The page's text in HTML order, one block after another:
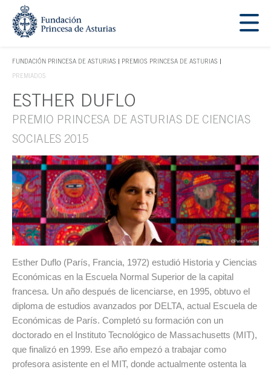
Saltar navegación. Ir directamente al contenido principal
FUNDACIÓN PRINCESA DE ASTURIAS
TECLA DE ACCESO 1
PREMIOS PRINCESA DE ASTURIAS
PREMIADOS
Contenido principal
ESTHER DUFLO
PREMIO PRINCESA DE ASTURIAS DE CIENCIAS
SOCIALES 2015
Esther Duflo (París, Francia, 1972) estudió Historia y Ciencias
Económicas en la Escuela Normal Superior de la capital
francesa. Un año después de licenciarse, en 1995, obtuvo el
diploma de estudios avanzados por DELTA, actual Escuela de
Económicas de París. Completó su formación con un
doctorado en el Instituto Tecnológico de Massachusetts (MIT),
que finalizó en 1999. Ese año empezó a trabajar como
profesora asistente en el MIT, donde actualmente ostenta la